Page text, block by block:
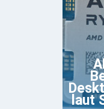
laut